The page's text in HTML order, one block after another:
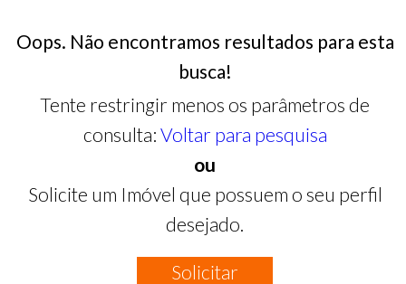
Oops. Não encontramos resultados para esta
busca!
Tente restringir menos os parâmetros de
consulta: Voltar para pesquisa
ou
Solicite um Imóvel que possuem o seu perfil
desejado.
Solicitar